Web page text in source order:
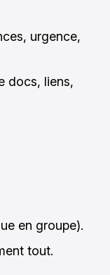
urgence,
docs, liens,
en groupe).
tout.